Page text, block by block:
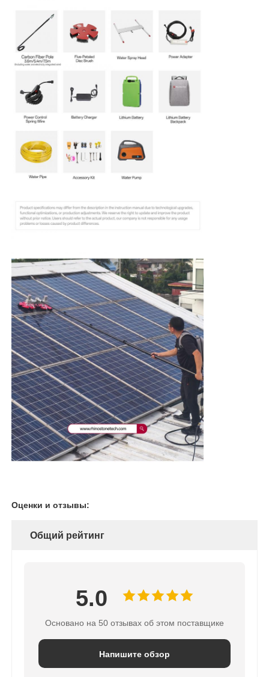
Оценки и отзывы:
Общий рейтинг
5.0
Основано на 50 отзывах об этом поставщике
Напишите обзор